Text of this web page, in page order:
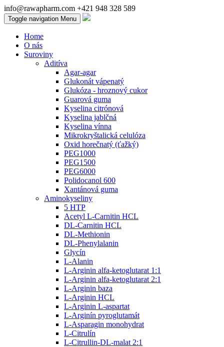
info@rawapharm.com +421 948 328 589
Toggle navigation Menu
Home
O nás
Suroviny
Aditíva
Agar-agar
Glukonát vápenatý
Glukóza - hroznový cukor
Guarová guma
Kyselina citrónová
Kyselina jablčná
Kyselina vínna
Mikrokryštalická celulóza
Oxid horečnatý (ťažký)
PEG1000
PEG1500
PEG6000
Polidocanol 600
Xantánová guma
Aminokyseliny
5 HTP
Acetyl L-Carnitin HCL
DL-Carnitin HCL
DL-Methionin
DL-Phenylalanin
Glycín
L-Alanin
L-Arginin alfa-ketoglutarat 1:1
L-Arginin alfa-ketoglutarat 2:1
L-Arginin baza
L-Arginin HCL
L-Arginin L-aspartat
L-Arginín pyroglutamát
L-Asparagin monohydrat
L-Citrulín
L-Citrullin-DL-malat 2:1